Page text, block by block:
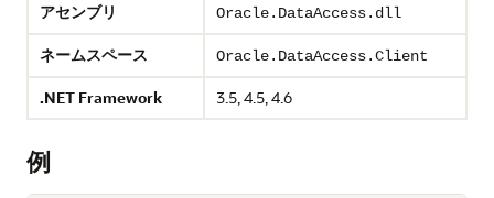
アセンブリ
Oracle.DataAccess.dll
ネームスペース Oracle.DataAccess.Client
.NET Framework 3.5, 4.5, 4.6
例